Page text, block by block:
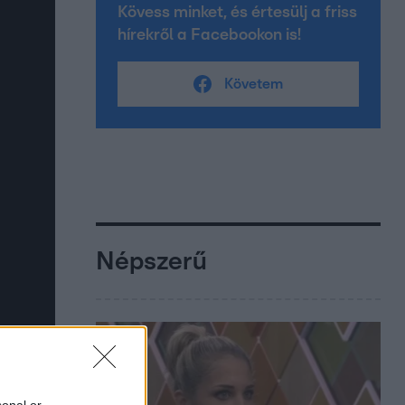
Kövess minket, és értesülj a friss
hírekről a Facebookon is!
Követem
Népszerű